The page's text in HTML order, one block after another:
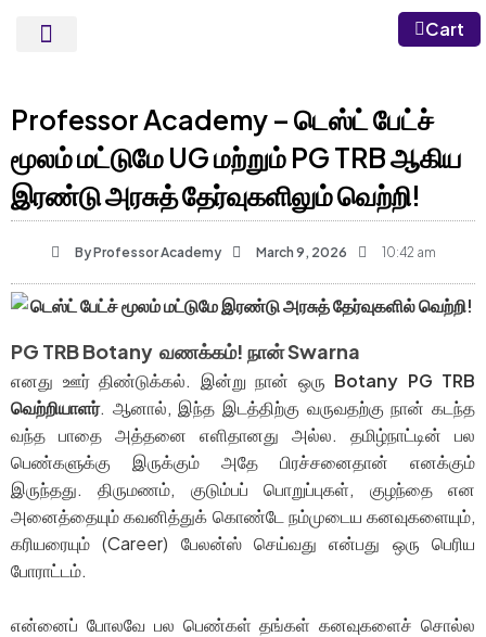
Cart
Professor Academy – டெஸ்ட் பேட்ச்
மூலம் மட்டுமே UG மற்றும் PG TRB ஆகிய
இரண்டு அரசுத் தேர்வுகளிலும் வெற்றி!
ByProfessor Academy March 9, 2026 10:42 am
PG TRB Botany வணக்கம்! நான் Swarna
எனது ஊர் திண்டுக்கல். இன்று நான் ஒரு Botany PG TRB
வெற்றியாளர். ஆனால், இந்த இடத்திற்கு வருவதற்கு நான் கடந்த
வந்த பாதை அத்தனை எளிதானது அல்ல. தமிழ்நாட்டின் பல
பெண்களுக்கு இருக்கும் அதே பிரச்சனைதான் எனக்கும்
இருந்தது. திருமணம், குடும்பப் பொறுப்புகள், குழந்தை என
அனைத்தையும் கவனித்துக் கொண்டே நம்முடைய கனவுகளையும்,
கரியரையும் (Career) பேலன்ஸ் செய்வது என்பது ஒரு பெரிய
போராட்டம்.
என்னைப் போலவே பல பெண்கள் தங்கள் கனவுகளைச் சொல்ல